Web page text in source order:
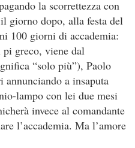
la scorrettezza con
giorno dopo, alla festa del
100 giorni di accademia:
pi greco, viene dal
“solo più”), Paolo
annunciando a insaputa
lampo con lei due mesi
invece al comandante
l’accademia. Ma l’amore